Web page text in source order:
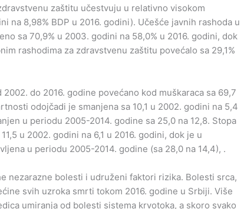
zaštitu učestvuju u relativno visokom
na 8,98% BDP u 2016. godini). Učešće javnih rashoda u
sa 70,9% u 2003. godini na 58,0% u 2016. godini, dok
rashodima za zdravstvenu zaštitu povećalo sa 29,1%
do 2016. godine povećano kod muškaraca sa 69,7
odojčadi je smanjena sa 10,1 u 2002. godini na 5,4
u periodu 2005-2014. godine sa 25,0 na 12,8. Stopa
u 2002. godini na 6,1 u 2016. godini, dok je u
u periodu 2005-2014. godine (sa 28,0 na 14,4), .
nezarazne bolesti i udruženi faktori rizika. Bolesti srca,
svih uzroka smrti tokom 2016. godine u Srbiji. Više
umiranja od bolesti sistema krvotoka, a skoro svako